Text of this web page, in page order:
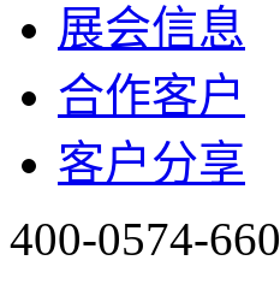
展会信息
合作客户
客户分享
400-0574-660